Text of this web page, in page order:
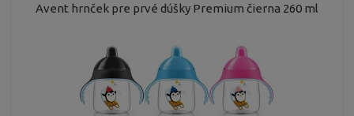
Avent hrnček pre prvé dúšky Premium čierna 260 ml